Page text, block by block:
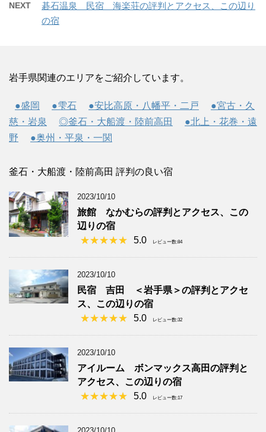
NEXT
碁石温泉 民宿 海楽荘の評判とアクセス、この辺り
の宿
岩手県関連のエリアをご紹介しています。
●盛岡 ●雫石 ●安比高原・八幡平・二戸
●宮古・久
慈・岩泉
◎釜石・大船渡・陸前高田
●北上・花巻・遠
野
●奥州・平泉・一関
釜石・大船渡・陸前高田 評判の良い宿
2023/10/10
旅館 なかむらの評判とアクセス、この
辺りの宿
5.0
レビュー数:84
2023/10/10
民宿 吉田 ＜岩手県＞の評判とアクセ
ス、この辺りの宿
5.0
レビュー数:32
2023/10/10
アイルーム ボンマックス高田の評判と
アクセス、この辺りの宿
5.0
レビュー数:17